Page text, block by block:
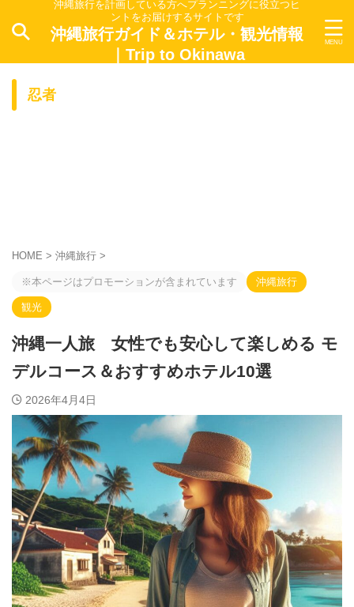
沖縄旅行を計画している方へプランニングに役立つヒ
ントをお届けするサイトです
沖縄旅行ガイド＆ホテル・観光情報
｜Trip to Okinawa
忍者
HOME > 沖縄旅行 >
※本ページはプロモーションが含まれています 沖縄旅行
観光
沖縄一人旅 女性でも安心して楽しめる モ
デルコース＆おすすめホテル10選
2026年4月4日